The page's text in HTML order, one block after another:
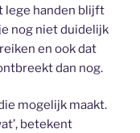
lege handen blijft
nog niet duidelijk
en ook dat
dan nog.
mogelijk maakt.
betekent